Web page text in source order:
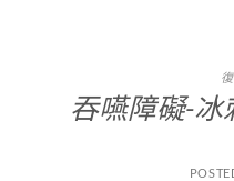
吞嚥障礙-